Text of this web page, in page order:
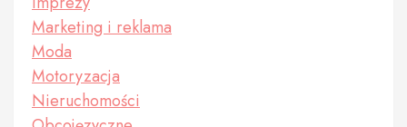
Marketing i reklama
Moda
Motoryzacja
Nieruchomości